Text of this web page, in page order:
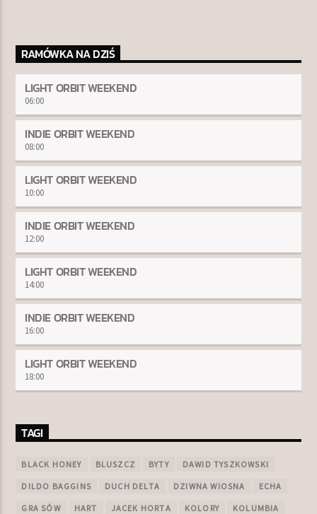
RAMÓWKA NA DZIŚ
LIGHT ORBIT WEEKEND
06:00
INDIE ORBIT WEEKEND
08:00
LIGHT ORBIT WEEKEND
10:00
INDIE ORBIT WEEKEND
12:00
LIGHT ORBIT WEEKEND
14:00
INDIE ORBIT WEEKEND
16:00
LIGHT ORBIT WEEKEND
18:00
TAGI
BLACK HONEY BLUSZCZ BYTY DAWID TYSZKOWSKI
DILDO BAGGINS DUCH DELTA DZIWNA WIOSNA ECHA
GRA SÓW HART JACEK HORTA KOLORY KOLUMBIA